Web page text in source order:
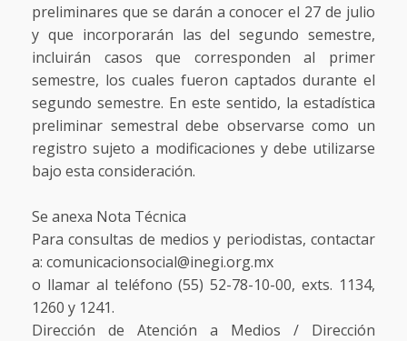
preliminares que se darán a conocer el 27 de julio
y que incorporarán las del segundo semestre,
incluirán casos que corresponden al primer
semestre, los cuales fueron captados durante el
segundo semestre. En este sentido, la estadística
preliminar semestral debe observarse como un
registro sujeto a modificaciones y debe utilizarse
bajo esta consideración.
Se anexa Nota Técnica
Para consultas de medios y periodistas, contactar
a: comunicacionsocial@inegi.org.mx
o llamar al teléfono (55) 52-78-10-00, exts. 1134,
1260 y 1241.
Dirección de Atención a Medios / Dirección